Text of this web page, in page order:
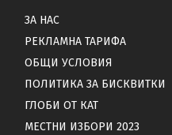
ЗА НАС
РЕКЛАМНА ТАРИФА
ОБЩИ УСЛОВИЯ
ПОЛИТИКА ЗА БИСКВИТКИ
ГЛОБИ ОТ КАТ
МЕСТНИ ИЗБОРИ 2023